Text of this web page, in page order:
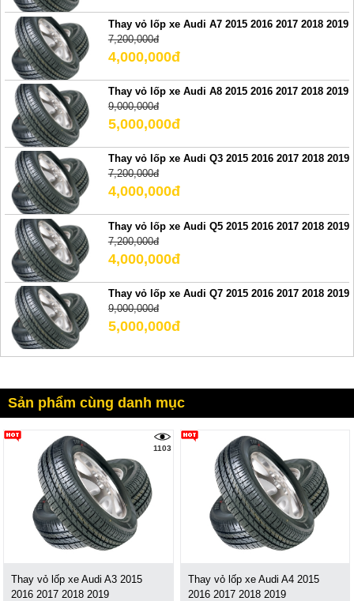
Thay vỏ lốp xe Audi A7 2015 2016 2017 2018 2019
7,200,000đ
4,000,000đ
Thay vỏ lốp xe Audi A8 2015 2016 2017 2018 2019
9,000,000đ
5,000,000đ
Thay vỏ lốp xe Audi Q3 2015 2016 2017 2018 2019
7,200,000đ
4,000,000đ
Thay vỏ lốp xe Audi Q5 2015 2016 2017 2018 2019
7,200,000đ
4,000,000đ
Thay vỏ lốp xe Audi Q7 2015 2016 2017 2018 2019
9,000,000đ
5,000,000đ
Sản phẩm cùng danh mục
1103
Thay vỏ lốp xe Audi A3 2015
2016 2017 2018 2019
Thay vỏ lốp xe Audi A4 2015
2016 2017 2018 2019